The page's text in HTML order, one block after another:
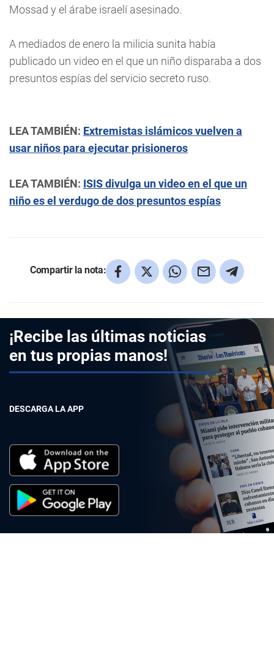
Mossad y el árabe israelí asesinado.
A mediados de enero la milicia sunita había
publicado un video en el que un niño disparaba a dos
presuntos espías del servicio secreto ruso.
LEA TAMBIÉN: Extremistas islámicos vuelven a
usar niños para ejecutar prisioneros
LEA TAMBIÉN: ISIS divulga un video en el que un
niño es el verdugo de dos presuntos espías
Compartir la nota:
¡Recibe las últimas noticias
en tus propias manos!
DESCARGA LA APP